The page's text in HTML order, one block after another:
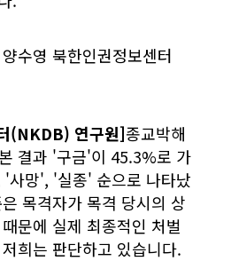
수영 북한인권정보센터
(NKDB) 연구원]종교박해
결과 '구금'이 45.3%로 가
사망', '실종' 순으로 나타났
목격자가 목격 당시의 상
문에 실제 최종적인 처벌
희는 판단하고 있습니다.